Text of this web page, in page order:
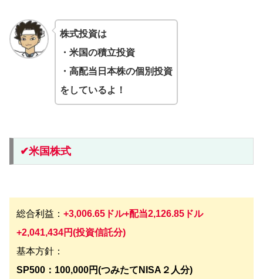
株式投資は
・米国の積立投資
・高配当日本株の個別投資
をしているよ！
✔︎米国株式
総合利益： +3,006.65 ドル+配当2,126.85ドル
+2,041,434円(投資信託分)
基本方針：
SP500：100,000円(つみたてNISA２人分)